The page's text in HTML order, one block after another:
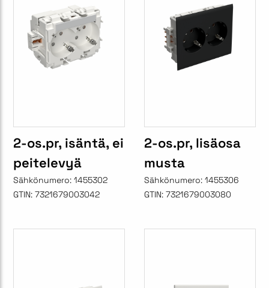
2-os.pr, isäntä, ei
peitelevyä
Sähkönumero: 1455302
GTIN: 7321679003042
2-os.pr, lisäosa
musta
Sähkönumero: 1455306
GTIN: 7321679003080